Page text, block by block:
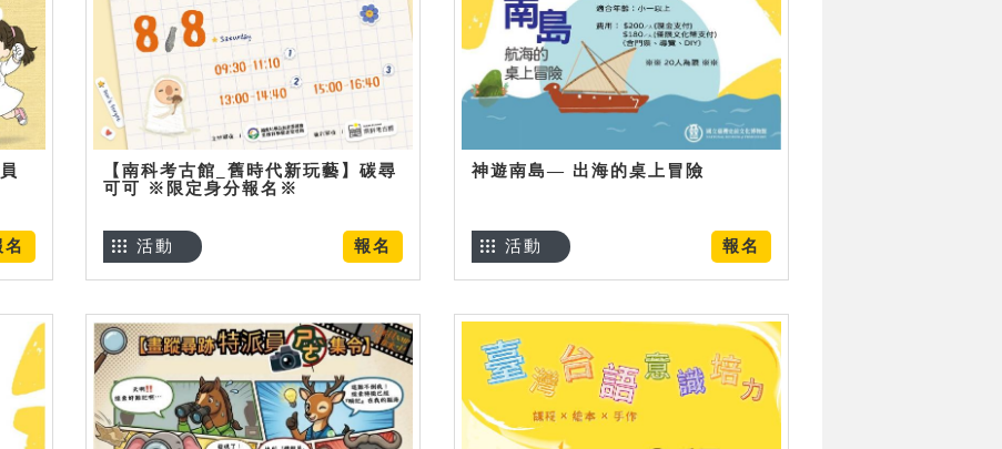
名
【南科考古館_舊時代新玩藝】碳尋
可可 ※限定身分報名※
報名
活動
神遊南島— 出海的桌上冒險
報名
活動